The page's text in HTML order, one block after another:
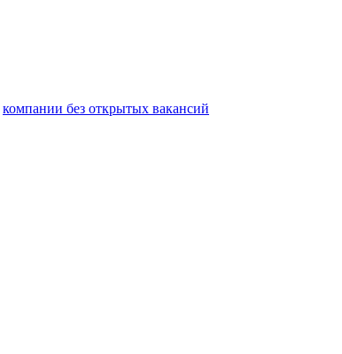
компании без открытых вакансий